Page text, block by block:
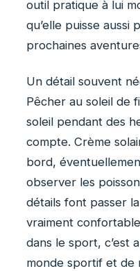
outil pratique à lui
qu’elle puisse aussi
prochaines
Un détail souvent
Pêcher au soleil de
soleil pendant des
compte. Crème
bord,
observer les
détails font passer
vraiment
dans le sport, c’est
monde sportif et de